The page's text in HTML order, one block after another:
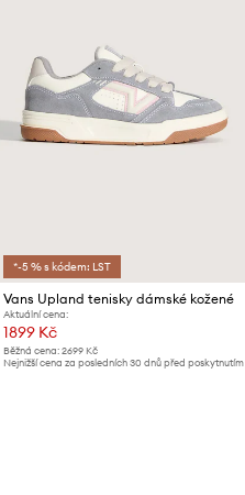
*-5 % s kódem: LST
Vans Upland tenisky dámské kožené
Aktuální cena:
1899 Kč
Běžná cena: 2699 Kč
Nejnižší cena za posledních 30 dnů před poskytnutím